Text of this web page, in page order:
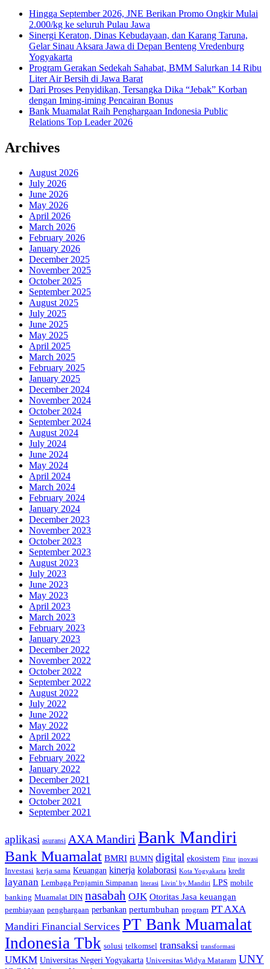
Hingga September 2026, JNE Berikan Promo Ongkir Mulai
2.000/kg ke seluruh Pulau Jawa
Sinergi Keraton, Dinas Kebudayaan, dan Karang Taruna,
Gelar Sinau Aksara Jawa di Depan Benteng Vredenburg
Yogyakarta
Program Gerakan Sedekah Sahabat, BMM Salurkan 14 Ribu
Liter Air Bersih di Jawa Barat
Dari Proses Penyidikan, Tersangka Dika “Jebak” Korban
dengan Iming-iming Pencairan Bonus
Bank Muamalat Raih Penghargaan Indonesia Public
Relations Top Leader 2026
Archives
August 2026
July 2026
June 2026
May 2026
April 2026
March 2026
February 2026
January 2026
December 2025
November 2025
October 2025
September 2025
August 2025
July 2025
June 2025
May 2025
April 2025
March 2025
February 2025
January 2025
December 2024
November 2024
October 2024
September 2024
August 2024
July 2024
June 2024
May 2024
April 2024
March 2024
February 2024
January 2024
December 2023
November 2023
October 2023
September 2023
August 2023
July 2023
June 2023
May 2023
April 2023
March 2023
February 2023
January 2023
December 2022
November 2022
October 2022
September 2022
August 2022
July 2022
June 2022
May 2022
April 2022
March 2022
February 2022
January 2022
December 2021
November 2021
October 2021
September 2021
aplikasi asuransi AXA Mandiri Bank Mandiri
Bank Muamalat BMRI BUMN digital ekosistem Fitur inovasi
Investasi kerja sama Keuangan kinerja kolaborasi Kota Yogyakarta kredit
layanan Lembaga Penjamin Simpanan literasi Livin' by Mandiri LPS mobile
banking Muamalat DIN nasabah OJK Otoritas Jasa keuangan
pembiayaan penghargaan perbankan pertumbuhan program PT AXA
Mandiri Financial Services PT Bank Muamalat
Indonesia Tbk solusi telkomsel transaksi transformasi
UMKM Universitas Negeri Yogyakarta Universitas Widya Mataram UNY